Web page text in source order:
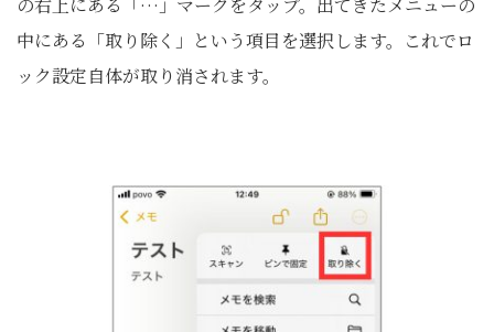
中にある「取り除く」という項目を選択します。これでロ
ック設定自体が取り消されます。